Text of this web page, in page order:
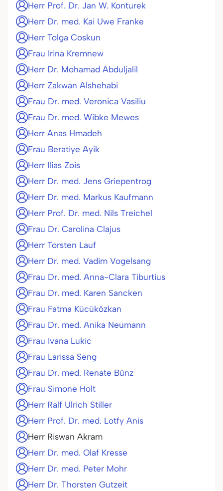
Herr Prof. Dr. Jan W. Konturek
Herr Dr. med. Kai Uwe Franke
Herr Tolga Coskun
Frau Irina Kremnew
Herr Dr. Mohamad Abduljalil
Herr Zakwan Alshehabi
Frau Dr. med. Veronica Vasiliu
Frau Dr. med. Wibke Mewes
Herr Anas Hmadeh
Frau Beratiye Ayik
Herr Ilias Zois
Herr Dr. med. Jens Griepentrog
Herr Dr. med. Markus Kaufmann
Herr Prof. Dr. med. Nils Treichel
Frau Dr. Carolina Clajus
Herr Torsten Lauf
Herr Dr. med. Vadim Vogelsang
Frau Dr. med. Anna-Clara Tiburtius
Frau Dr. med. Karen Sancken
Frau Fatma Kücüközkan
Frau Dr. med. Anika Neumann
Frau Ivana Lukic
Frau Larissa Seng
Frau Dr. med. Renate Bünz
Frau Simone Holt
Herr Ralf Ulrich Stiller
Herr Prof. Dr. med. Lotfy Anis
Herr Riswan Akram
Herr Dr. med. Olaf Kresse
Herr Dr. med. Peter Mohr
Herr Dr. Thorsten Gutzeit